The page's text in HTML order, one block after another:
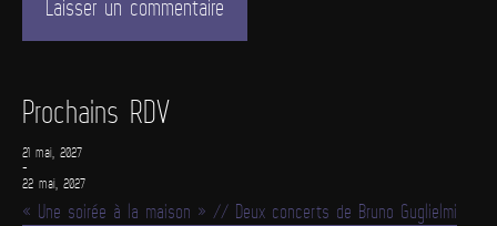
Prochains RDV
21 mai, 2027
-
22 mai, 2027
« Une soirée à la maison » // Deux concerts de Bruno Guglielmi